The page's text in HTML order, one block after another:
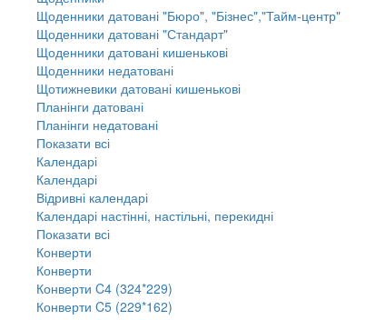
Щоденники датовані "Бюро", "Бізнес","Тайм-центр"
Щоденники датовані "Стандарт"
Щоденники датовані кишенькові
Щоденники недатовані
Щотижневики датовані кишенькові
Планінги датовані
Планінги недатовані
Показати всі
Календарі
Календарі
Відривні календарі
Календарі настінні, настільні, перекидні
Показати всі
Конверти
Конверти
Конверти C4 (324*229)
Конверти C5 (229*162)